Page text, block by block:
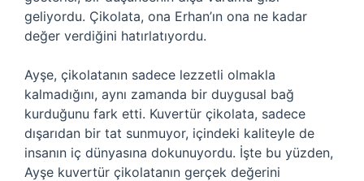
geliyordu. Çikolata, ona Erhan’ın ona ne kadar
değer verdiğini hatırlatıyordu.
Ayşe, çikolatanın sadece lezzetli olmakla
kalmadığını, aynı zamanda bir duygusal bağ
kurduğunu fark etti. Kuvertür çikolata, sadece
dışarıdan bir tat sunmuyor, içindeki kaliteyle de
insanın iç dünyasına dokunuyordu. İşte bu yüzden,
Ayşe kuvertür çikolatanın gerçek değerini